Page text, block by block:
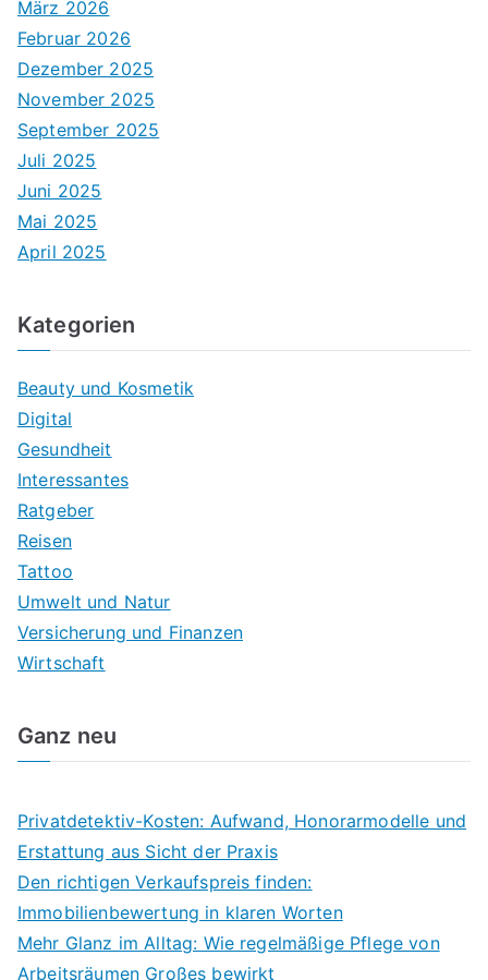
März 2026
Februar 2026
Dezember 2025
November 2025
September 2025
Juli 2025
Juni 2025
Mai 2025
April 2025
Kategorien
Beauty und Kosmetik
Digital
Gesundheit
Interessantes
Ratgeber
Reisen
Tattoo
Umwelt und Natur
Versicherung und Finanzen
Wirtschaft
Ganz neu
Privatdetektiv-Kosten: Aufwand, Honorarmodelle und
Erstattung aus Sicht der Praxis
Den richtigen Verkaufspreis finden:
Immobilienbewertung in klaren Worten
Mehr Glanz im Alltag: Wie regelmäßige Pflege von
Arbeitsräumen Großes bewirkt